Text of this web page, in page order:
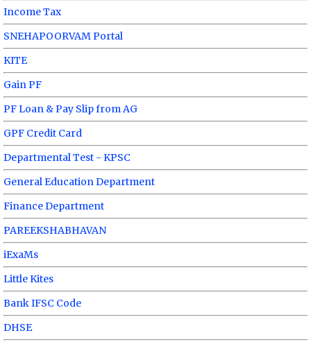
Income Tax
SNEHAPOORVAM Portal
KITE
Gain PF
PF Loan & Pay Slip from AG
GPF Credit Card
Departmental Test - KPSC
General Education Department
Finance Department
PAREEKSHABHAVAN
iExaMs
Little Kites
Bank IFSC Code
DHSE